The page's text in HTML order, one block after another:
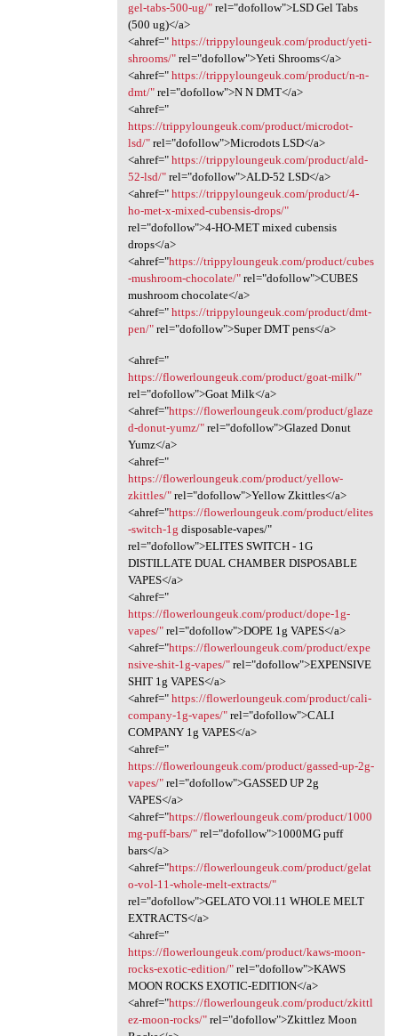
gel-tabs-500-ug/"rel="dofollow">LSD Gel Tabs
(500 ug)</a>
<ahref=" https://trippyloungeuk.com/product/yeti-
shrooms/"rel="dofollow">Yeti Shrooms</a>
<ahref=" https://trippyloungeuk.com/product/n-n-
dmt/"rel="dofollow">N N DMT</a>
<ahref="
https://trippyloungeuk.com/product/microdot-
lsd/"rel="dofollow">Microdots LSD</a>
<ahref=" https://trippyloungeuk.com/product/ald-
52-lsd/"rel="dofollow">ALD-52 LSD</a>
<ahref=" https://trippyloungeuk.com/product/4-
ho-met-x-mixed-cubensis-drops/"
rel="dofollow">4-HO-MET mixed cubensis
drops</a>
<ahref="https://trippyloungeuk.com/product/cubes
-mushroom-chocolate/"rel="dofollow">CUBES
mushroom chocolate</a>
<ahref=" https://trippyloungeuk.com/product/dmt-
pen/"rel="dofollow">Super DMT pens</a>
<ahref="
https://flowerloungeuk.com/product/goat-milk/"
rel="dofollow">Goat Milk</a>
<ahref="https://flowerloungeuk.com/product/glaze
d-donut-yumz/"rel="dofollow">Glazed Donut
Yumz</a>
<ahref="
https://flowerloungeuk.com/product/yellow-
zkittles/"rel="dofollow">Yellow Zkittles</a>
<ahref="https://flowerloungeuk.com/product/elites
-switch-1g disposable-vapes/"
rel="dofollow">ELITES SWITCH - 1G
DISTILLATE DUAL CHAMBER DISPOSABLE
VAPES</a>
<ahref="
https://flowerloungeuk.com/product/dope-1g-
vapes/"rel="dofollow">DOPE 1g VAPES</a>
<ahref="https://flowerloungeuk.com/product/expe
nsive-shit-1g-vapes/"rel="dofollow">EXPENSIVE
SHIT 1g VAPES</a>
<ahref=" https://flowerloungeuk.com/product/cali-
company-1g-vapes/"rel="dofollow">CALI
COMPANY 1g VAPES</a>
<ahref="
https://flowerloungeuk.com/product/gassed-up-2g-
vapes/"rel="dofollow">GASSED UP 2g
VAPES</a>
<ahref="https://flowerloungeuk.com/product/1000
mg-puff-bars/"rel="dofollow">1000MG puff
bars</a>
<ahref="https://flowerloungeuk.com/product/gelat
o-vol-11-whole-melt-extracts/"
rel="dofollow">GELATO VOl.11 WHOLE MELT
EXTRACTS</a>
<ahref="
https://flowerloungeuk.com/product/kaws-moon-
rocks-exotic-edition/"rel="dofollow">KAWS
MOON ROCKS EXOTIC-EDITION</a>
<ahref="https://flowerloungeuk.com/product/zkittl
ez-moon-rocks/"rel="dofollow">Zkittlez Moon